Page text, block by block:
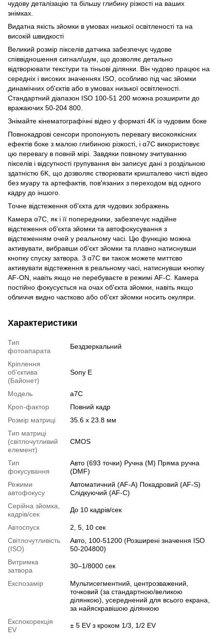
чудову деталізацію та більшу глибину різкості на ваших
знімках.
Видатна якість зйомки в умовах низької освітленості та на
високій швидкості
Великий розмір пікселів датчика забезпечує чудове
співвідношення сигнал/шум, що дозволяє детально
відтворювати текстури та тіньові ділянки. Він чудово працює на
середніх і високих значеннях ISO, особливо під час зйомки
динамічних об'єктів або в умовах низької освітленості.
Стандартний діапазон ISO 100-51 200 можна розширити до
вражаючих 50-204 800.
Знімайте кінематографічні відео у форматі 4K із чудовим боке
Повнокадрові сенсори пропонують перевагу високоякісних
ефектів боке з малою глибиною різкості, і α7C використовує
цю перевагу в повній мірі. Завдяки повному зчитуванню
пікселів і відсутності групування він записує дані з роздільною
здатністю 6K, що дозволяє створювати кришталево чисті відео
без муару та артефактів, пов'язаних з переходом від одного
кадру до іншого.
Точне відстеження об'єкта для чудових зображень
Камера α7C, як і її попередники, забезпечує надійне
відстеження об'єкта зйомки та автофокусування з
відстеженням очей у реальному часі. Цю функцію можна
активувати, вибравши об'єкт зйомки та плавно натиснувши
кнопку спуску затвора. З α7C ви також можете миттєво
активувати відстеження в реальному часі, натиснувши кнопку
AF-ON, навіть якщо не перебуваєте в режимі AF-C. Камера
постійно фокусується на очах об'єкта зйомки, навіть якщо
обличчя видно частково або об'єкт зйомки носить окуляри.
Характеристики
Тип
фотоапарата
Бездзеркальний
Кріплення
об'єктива
(Байонет)
Sony E
Модель
a7C
Кроп-фактор
Повний кадр
Розмір матриці
35.6 х 23.8 мм
Тип матриці
(світлочутливий
елемент)
CMOS
Тип
фокусування
Авто (693 точки) Ручна (M) Пряма ручна
(DMF)
Режими
автофокусу
Автоматичний (AF-A) Покадровий (AF-S)
Слідкуючий (AF-C)
Серійна зйомка,
кадрів/сек
До 10 кадрів/сек
Автоспуск
2, 5, 10 сек
Світлочутливість
(ISO)
Авто, 100-51200 (Розширені значення ISO
50-204800)
Витримка
затвора
30–1/8000 сек
Експозамір
Мультисегментний, центрозважений,
точковий (за стандартною/великою
ділянкою), усереднений для всього екрана,
за найяскравішою ділянкою
Експокорекція
EV
± 5 EV з кроком 1/3, 1/2 EV